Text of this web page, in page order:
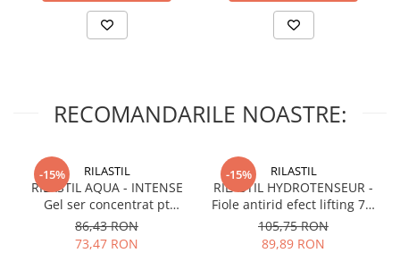
RECOMANDARILE NOASTRE:
-15% RILASTIL
RILASTIL AQUA - INTENSE
Gel ser concentrat pt
hidratare si anti-poluare x
30ml
86,43 RON
73,47 RON
-15% RILASTIL
RILASTIL HYDROTENSEUR -
Fiole antirid efect lifting 7 X
1ml
105,75 RON
89,89 RON